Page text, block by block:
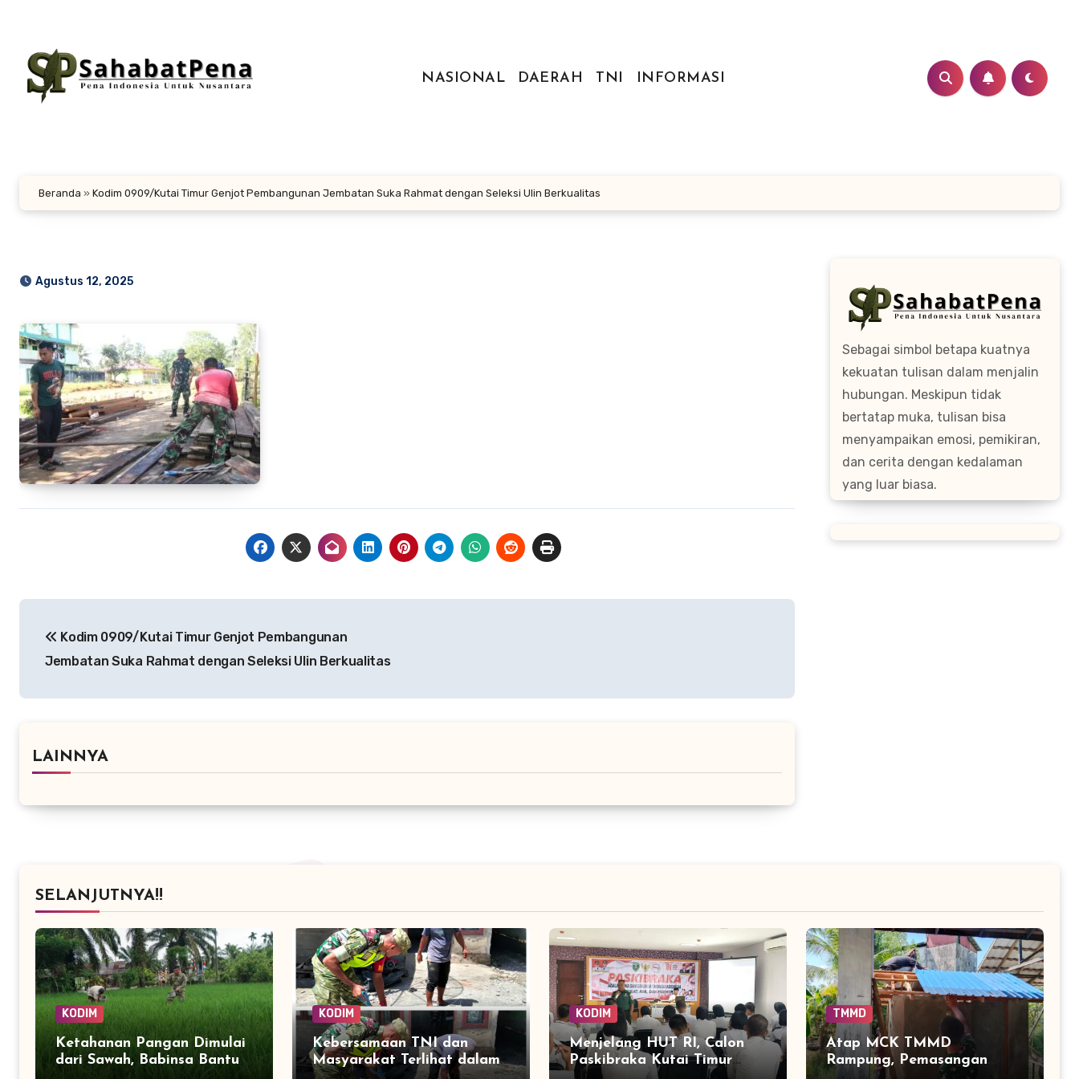
konten
NASIONAL
DAERAH TNI INFORMASI
Beranda » Kodim 0909/Kutai Timur Genjot Pembangunan Jembatan Suka Rahmat dengan Seleksi Ulin Berkualitas
Agustus 12, 2025
pos Kodim 0909/Kutai Timur Genjot Pembangunan
Jembatan Suka Rahmat dengan Seleksi Ulin Berkualitas
LAINNYA
Sebagai simbol betapa kuatnya
kekuatan tulisan dalam menjalin
hubungan. Meskipun tidak
bertatap muka, tulisan bisa
menyampaikan emosi, pemikiran,
dan cerita dengan kedalaman
yang luar biasa.
SELANJUTNYA!!
KODIM
Ketahanan Pangan Dimulai
dari Sawah, Babinsa Bantu
KODIM
Kebersamaan TNI dan
Masyarakat Terlihat dalam
KODIM
Menjelang HUT RI, Calon
Paskibraka Kutai Timur
TMMD
Atap MCK TMMD
Rampung, Pemasangan